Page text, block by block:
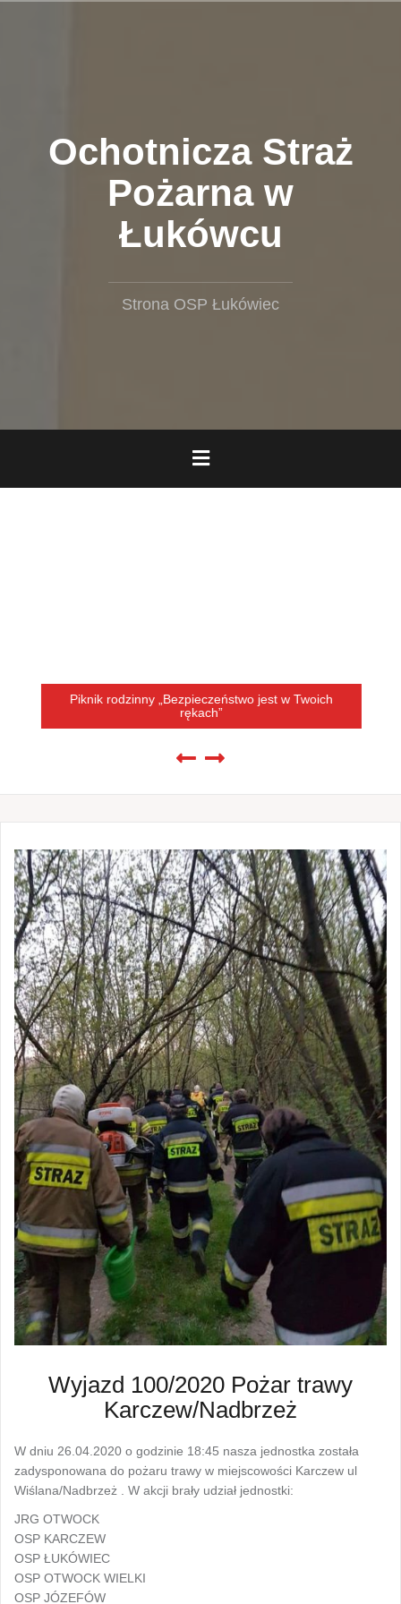
Ochotnicza Straż
Pożarna w
Łukówcu
Strona OSP Łukówiec
Wyjazd 100/2020 Pożar trawy
Karczew/Nadbrzeż
W dniu 26.04.2020 o godzinie 18:45 nasza jednostka została
zadysponowana do pożaru trawy w miejscowości Karczew ul
Wiślana/Nadbrzeż . W akcji brały udział jednostki:
JRG OTWOCK
OSP KARCZEW
OSP ŁUKÓWIEC
OSP OTWOCK WIELKI
OSP JÓZEFÓW